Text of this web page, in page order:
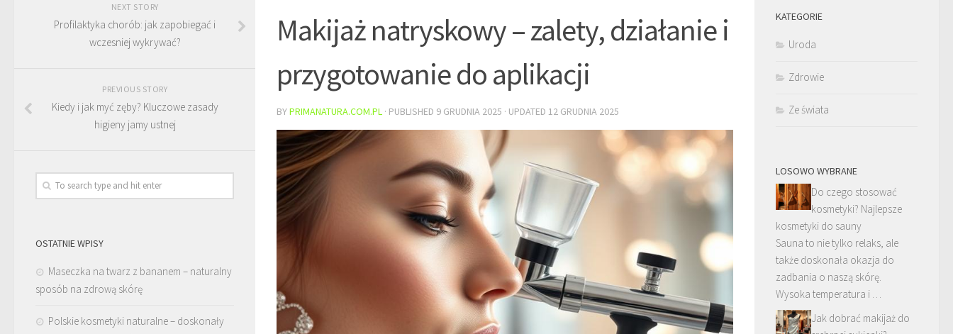
Makijaż natryskowy – zalety, działanie i
przygotowanie do aplikacji
BYPRIMANATURA.COM.PL · PUBLISHED 9 GRUDNIA 2025 · UPDATED 12 GRUDNIA 2025
NEXT STORY
Profilaktyka chorób: jak zapobiegać i
wczesniej wykrywać?
PREVIOUS STORY
Kiedy i jak myć zęby? Kluczowe zasady
higieny jamy ustnej
OSTATNIE WPISY
Maseczka na twarz z bananem – naturalny
sposób na zdrową skórę
Polskie kosmetyki naturalne – doskonały
KATEGORIE
Uroda
Zdrowie
Ze świata
LOSOWO WYBRANE
Do czego stosować
kosmetyki? Najlepsze
kosmetyki do sauny
Sauna to nie tylko relaks, ale
także doskonała okazja do
zadbania o naszą skórę.
Wysoka temperatura i …
Jak dobrać makijaż do